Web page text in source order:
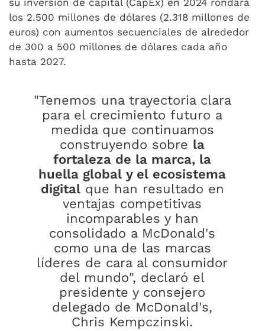
su inversión de capital (CapEx) en 2024 rondará
los 2.500 millones de dólares (2.318 millones de
euros) con aumentos secuenciales de alrededor
de 300 a 500 millones de dólares cada año
hasta 2027.
"Tenemos una trayectoria clara
para el crecimiento futuro a
medida que continuamos
construyendo sobre la
fortaleza de la marca, la
huella global y el ecosistema
digitalque han resultado en
ventajas competitivas
incomparables y han
consolidado a McDonald's
como una de las marcas
líderes de cara al consumidor
del mundo", declaró el
presidente y consejero
delegado de McDonald's,
Chris Kempczinski.